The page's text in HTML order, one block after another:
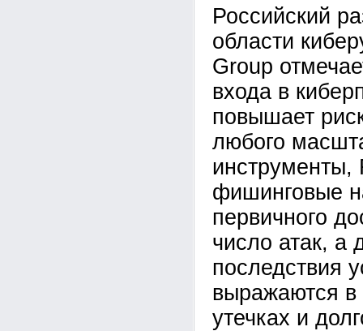
Российский
области
Group
входа в
повышает
любого
фишинговые
первичного
число атак, а
последствия
выражаются в
утечках и